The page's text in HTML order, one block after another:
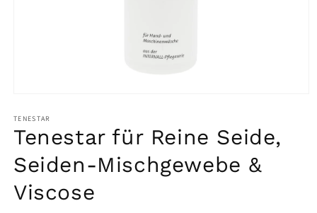
in
Modal
öffnen
TENESTAR
Tenestar für Reine Seide,
Seiden-Mischgewebe &
Viscose